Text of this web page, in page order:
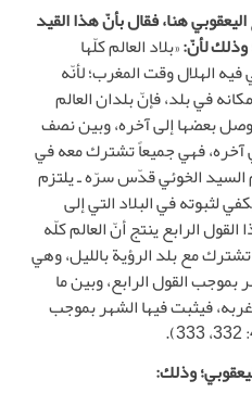
هنا، فقال بأنّ هذا القيد
وذلك لأنّ:«بلاد العالم كلّها
الهلال وقت المغرب؛ لأنّه
في بلد، فإنّ بلدان العالم
بعضها إلى آخره، وبين نصف
فهي جميعاً تشترك معه في
السيد الخوئي قدّس سرّه ـ يلتزم
لثبوته في البلاد التي إلى
الرابع ينتج أنّ العالم كلّه
مع بلد الرؤية بالليل، وهي
بموجب القول الرابع، وبين ما
فيثبت فيها الشهر بموجب
وذلك: